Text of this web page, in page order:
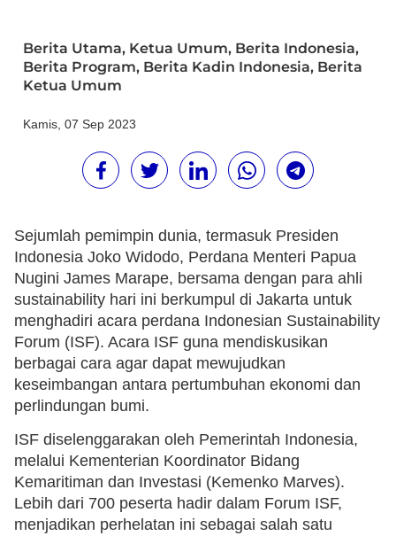
Berita Utama, Ketua Umum, Berita Indonesia,
Berita Program, Berita Kadin Indonesia, Berita
Ketua Umum
Kamis, 07 Sep 2023
Sejumlah pemimpin dunia, termasuk Presiden
Indonesia Joko Widodo, Perdana Menteri Papua
Nugini James Marape, bersama dengan para ahli
sustainability hari ini berkumpul di Jakarta untuk
menghadiri acara perdana Indonesian Sustainability
Forum (ISF). Acara ISF guna mendiskusikan
berbagai cara agar dapat mewujudkan
keseimbangan antara pertumbuhan ekonomi dan
perlindungan bumi.
ISF diselenggarakan oleh Pemerintah Indonesia,
melalui Kementerian Koordinator Bidang
Kemaritiman dan Investasi (Kemenko Marves).
Lebih dari 700 peserta hadir dalam Forum ISF,
menjadikan perhelatan ini sebagai salah satu